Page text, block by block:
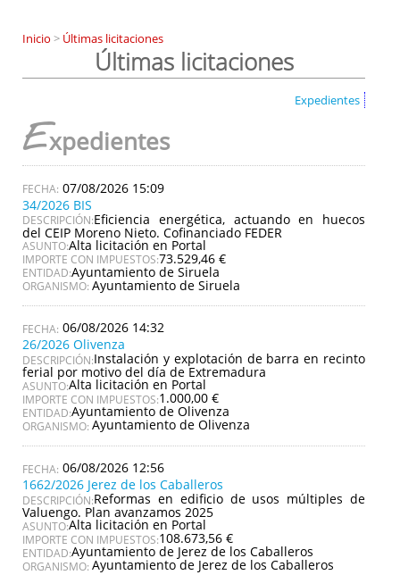
Inicio > Últimas licitaciones
Últimas licitaciones
Expedientes
Expedientes
07/08/2026 15:09
34/2026 BIS
DESCRIPCIÓN:Eficiencia energética, actuando en huecos
del CEIP Moreno Nieto. Cofinanciado FEDER
ASUNTO:Alta licitación en Portal
IMPORTE CON IMPUESTOS:73.529,46 €
ENTIDAD:Ayuntamiento de Siruela
ORGANISMO: Ayuntamiento de Siruela
06/08/2026 14:32
26/2026 Olivenza
DESCRIPCIÓN:Instalación y explotación de barra en recinto
ferial por motivo del día de Extremadura
ASUNTO:Alta licitación en Portal
IMPORTE CON IMPUESTOS:1.000,00 €
ENTIDAD:Ayuntamiento de Olivenza
ORGANISMO: Ayuntamiento de Olivenza
06/08/2026 12:56
1662/2026 Jerez de los Caballeros
DESCRIPCIÓN:Reformas en edificio de usos múltiples de
Valuengo. Plan avanzamos 2025
ASUNTO:Alta licitación en Portal
IMPORTE CON IMPUESTOS:108.673,56 €
ENTIDAD:Ayuntamiento de Jerez de los Caballeros
ORGANISMO: Ayuntamiento de Jerez de los Caballeros